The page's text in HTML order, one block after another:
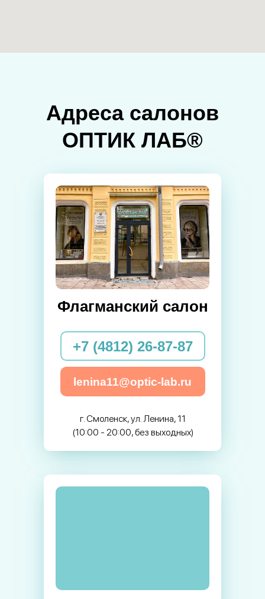
Адреса салонов
ОПТИК ЛАБ®
г. Смоленск, ул. Ленина, 11
(10:00 - 20:00, без выходных)
Флагманский салон
+7 (4812) 26-87-87
lenina11@optic-lab.ru